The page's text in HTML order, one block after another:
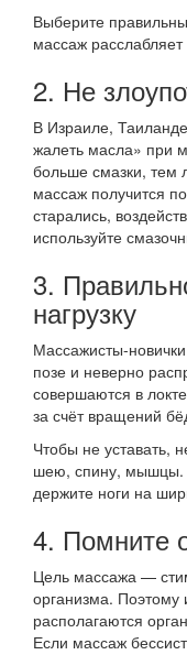
Выберите
массаж
2. Не
В Израиле,
жалеть масла» при
больше смазки, тем
массаж получится
старались,
используйте
3.
нагрузку
Массажисты-
позе и неверно
совершаются в
за счёт вращений
Чтобы не уставать,
шею, спину, мышцы.
держите ноги на
4. Помните
Цель массажа —
организма. Поэтому
располагаются
Если массаж